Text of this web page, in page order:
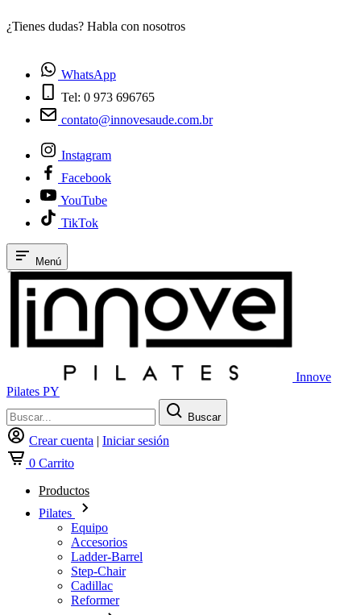
¿Tienes dudas? Habla con nosotros
WhatsApp
Tel: 0 973 696765
contato@innovesaude.com.br
Instagram
Facebook
YouTube
TikTok
Menú
Innove
Pilates PY
Buscar
Crear cuenta | Iniciar sesión
0 Carrito
Productos
Pilates
Equipo
Accesorios
Ladder-Barrel
Step-Chair
Cadillac
Reformer